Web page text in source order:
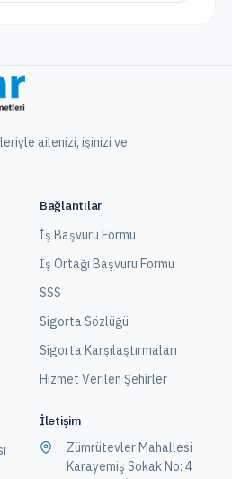
ailenizi, işinizi ve
Bağlantılar
İş Başvuru Formu
İş Ortağı Başvuru Formu
SSS
Sigorta Sözlüğü
Sigorta Karşılaştırmaları
Hizmet Verilen Şehirler
İletişim
Zümrütevler Mahallesi
Karayemiş Sokak No: 4